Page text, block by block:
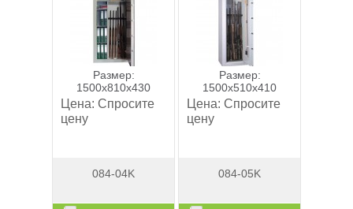
Размер:
1500x810x430
Цена: Спросите
цену
084-04K
Размер:
1500x510x410
Цена: Спросите
цену
084-05K